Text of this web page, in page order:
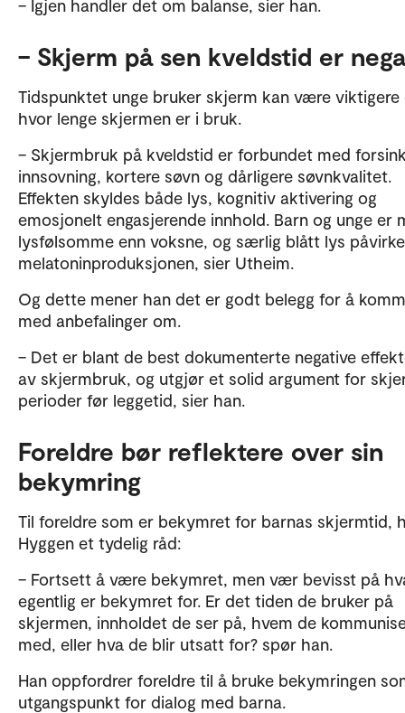
– Igjen handler det om balanse, sier han.
– Skjerm på sen kveldstid er
Tidspunktet unge bruker skjerm kan være viktigere
hvor lenge skjermen er i bruk.
– Skjermbruk på kveldstid er forbundet med
innsovning, kortere søvn og dårligere søvnkvalitet.
Effekten skyldes både lys, kognitiv aktivering og
emosjonelt engasjerende innhold. Barn og unge er
lysfølsomme enn voksne, og særlig blått lys
melatoninproduksjonen, sier Utheim.
Og dette mener han det er godt belegg for å
med anbefalinger om.
– Det er blant de best dokumenterte negative
av skjermbruk, og utgjør et solid argument for
perioder før leggetid, sier han.
Foreldre bør reflektere over sin
bekymring
Til foreldre som er bekymret for barnas skjermtid,
Hyggen et tydelig råd:
– Fortsett å være bekymret, men vær bevisst på
egentlig er bekymret for. Er det tiden de bruker på
skjermen, innholdet de ser på, hvem de
med, eller hva de blir utsatt for? spør han.
Han oppfordrer foreldre til å bruke bekymringen
utgangspunkt for dialog med barna.